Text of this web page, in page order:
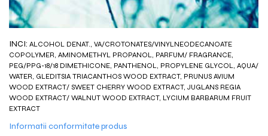
INCI: ALCOHOL DENAT., VA/CROTONATES/VINYLNEODECANOATE
COPOLYMER, AMINOMETHYL PROPANOL, PARFUM/ FRAGRANCE,
PEG/PPG-18/18 DIMETHICONE, PANTHENOL, PROPYLENE GLYCOL, AQUA/
WATER, GLEDITSIA TRIACANTHOS WOOD EXTRACT, PRUNUS AVIUM
WOOD EXTRACT/ SWEET CHERRY WOOD EXTRACT, JUGLANS REGIA
WOOD EXTRACT/ WALNUT WOOD EXTRACT, LYCIUM BARBARUM FRUIT
EXTRACT
Informatii conformitate produs